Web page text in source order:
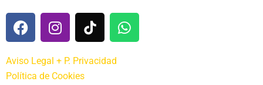
Aviso Legal + P. Privacidad
Política de Cookies